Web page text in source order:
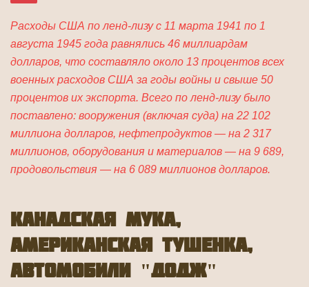
Расходы США по ленд-лизу с 11 марта 1941 по 1
августа 1945 года равнялись 46 миллиардам
долларов, что составляло около 13 процентов всех
военных рас­ходов США за годы войны и свыше 50
процентов их экспорта. Всего по ленд-ли­зу было
поставлено: вооружения (включая суда) на 22 102
миллиона долларов, нефтепродуктов — на 2 317
миллионов, оборудования и материалов — на 9 689,
продовольствия — на 6 089 миллионов долларов.
Канадская мука,
американская тушенка,
автомобили "Додж"